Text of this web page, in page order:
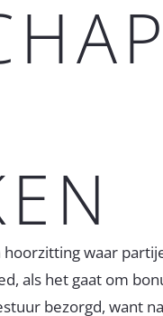
waar
als het gaat om
bezorgd, want